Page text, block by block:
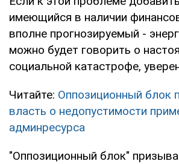
имеющийся в наличии
вполне прогнозируемый -
можно будет говорить о
социальной катастрофе,
Читайте: Оппозиционный блок
власть о недопустимости
админресурса
"Оппозиционный блок"